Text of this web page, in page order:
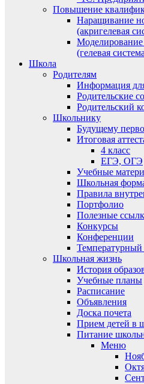
Повышение
Наращивание
(акригелевая
(гелевая
Школа
Родителям
Информация
Родительские
Родительский
Школьнику
Будущему
Итоговая
4 класс
ЕГЭ, ОГЭ
Учебные
Школьная
Правила
Портфолио
Полезные
Конкурсы
Конференции
Школьная жизнь
История
Учебные планы
Расписание
Объявления
Доска почета
Прием детей в
Питание
Меню